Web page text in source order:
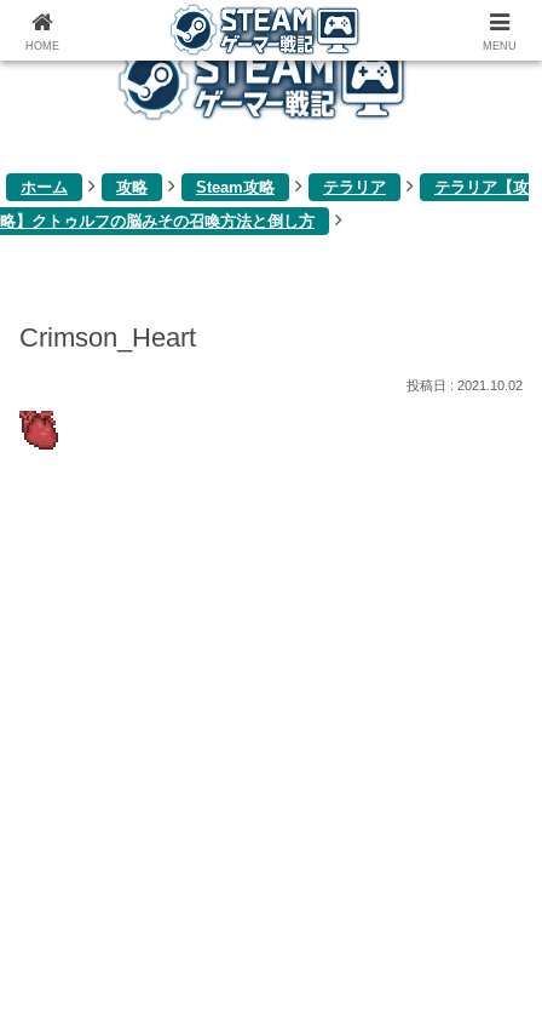
ゲーム関連雑記ブログ
ホーム 攻略 Steam攻略 テラリア
テラリア【攻
略】クトゥルフの脳みその召喚方法と倒し方
Crimson_Heart
2021.10.02
HOME MENU